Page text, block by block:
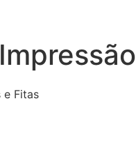
e Fitas